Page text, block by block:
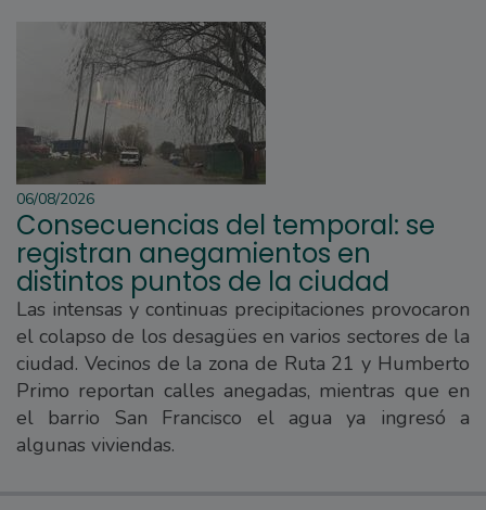
06/08/2026
Consecuencias del temporal: se
registran anegamientos en
distintos puntos de la ciudad
Las intensas y continuas precipitaciones provocaron
el colapso de los desagües en varios sectores de la
ciudad. Vecinos de la zona de Ruta 21 y Humberto
Primo reportan calles anegadas, mientras que en
el barrio San Francisco el agua ya ingresó a
algunas viviendas.